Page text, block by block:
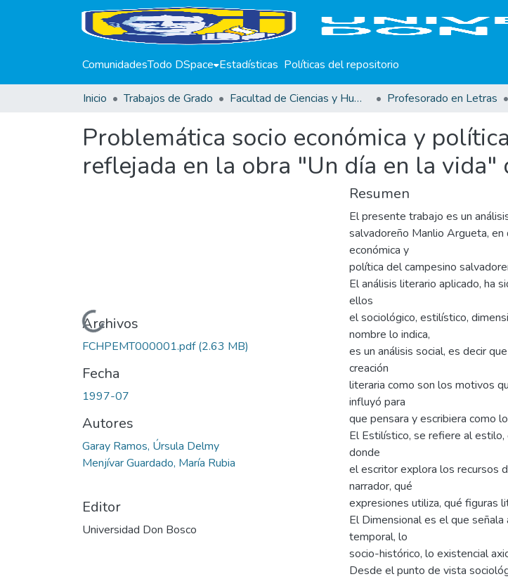
ComunidadesTodo DSpace Estadísticas Políticas del repositorio
Inicio Trabajos de Grado Facultad de Ciencias y Humanidades Profesorado en Letras
Problemática socio económica y
reflejada en la obra "Un día en la
Cargando...
Archivos
FCHPEMT000001.pdf(2.63 MB)
Fecha
1997-07
Autores
Garay Ramos, Úrsula Delmy
Menjívar Guardado, María Rubia
Editor
Universidad Don Bosco
Resumen
El presente trabajo es un
salvadoreño Manlio Argueta,
económica y
política del campesino
El análisis literario aplicado, ha
ellos
el sociológico, estilístico,
nombre lo indica,
es un análisis social, es decir
creación
literaria como son los motivos
influyó para
que pensara y escribiera como
El Estilístico, se refiere al
donde
el escritor explora los recursos
narrador, qué
expresiones utiliza, qué figuras
El Dimensional es el que
temporal, lo
socio-histórico, lo existencial
Desde el punto de vista